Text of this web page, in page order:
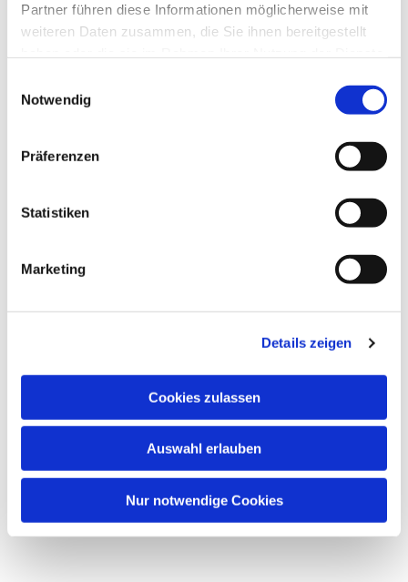
Partner führen diese Informationen möglicherweise mit
weiteren Daten zusammen, die Sie ihnen bereitgestellt
Notwendig
Präferenzen
Statistiken
Marketing
Details zeigen
Cookies zulassen
Auswahl erlauben
Nur notwendige Cookies